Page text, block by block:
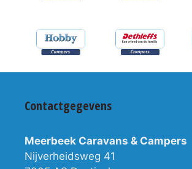
Contactgegevens
Meerbeek Caravans & Campers
Nijverheidsweg 41